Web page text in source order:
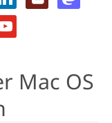
Mac OS